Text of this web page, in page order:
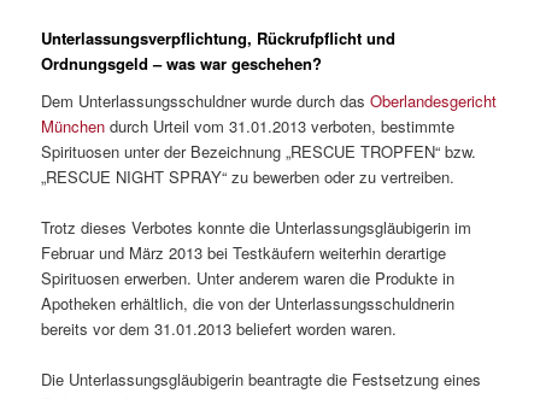
Unterlassungsverpflichtung, Rückrufpflicht und
Ordnungsgeld – was war geschehen?
Dem Unterlassungsschuldner wurde durch dasOberlandesgericht
München durch Urteil vom 31.01.2013 verboten, bestimmte
Spirituosen unter der Bezeichnung „RESCUE TROPFEN“ bzw.
„RESCUE NIGHT SPRAY“ zu bewerben oder zu vertreiben.
Trotz dieses Verbotes konnte die Unterlassungsgläubigerin im
Februar und März 2013 bei Testkäufern weiterhin derartige
Spirituosen erwerben. Unter anderem waren die Produkte in
Apotheken erhältlich, die von der Unterlassungsschuldnerin
bereits vor dem 31.01.2013 beliefert worden waren.
Die Unterlassungsgläubigerin beantragte die Festsetzung eines